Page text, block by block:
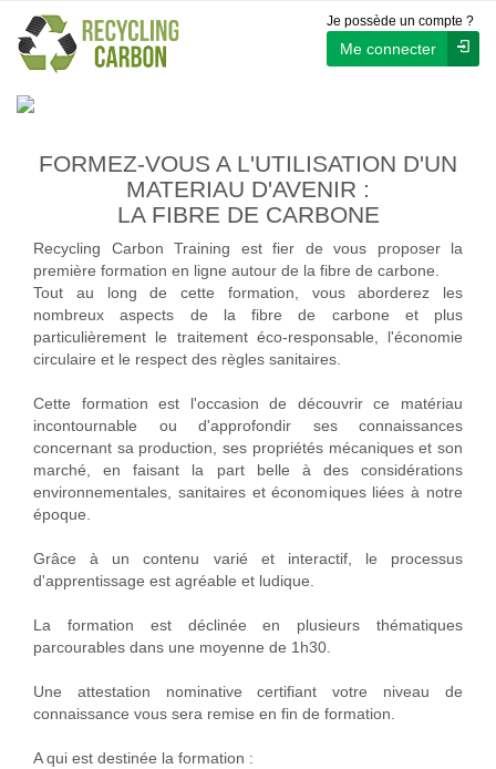
Je possède un compte ?
Me connecter
FORMEZ-VOUS A L'UTILISATION D'UN
MATERIAU D'AVENIR :
LA FIBRE DE CARBONE
Recycling Carbon Training est fier de vous proposer la
première formation en ligne autour de la fibre de carbone.
Tout au long de cette formation, vous aborderez les
nombreux aspects de la fibre de carbone et plus
particulièrement le traitement éco-responsable, l'économie
circulaire et le respect des règles sanitaires.
Cette formation est l'occasion de découvrir ce matériau
incontournable ou d'approfondir ses connaissances
concernant sa production, ses propriétés mécaniques et son
marché, en faisant la part belle à des considérations
environnementales, sanitaires et économiques liées à notre
époque.
Grâce à un contenu varié et interactif, le processus
d'apprentissage est agréable et ludique.
La formation est déclinée en plusieurs thématiques
parcourables dans une moyenne de 1h30.
Une attestation nominative certifiant votre niveau de
connaissance vous sera remise en fin de formation.
A qui est destinée la formation :